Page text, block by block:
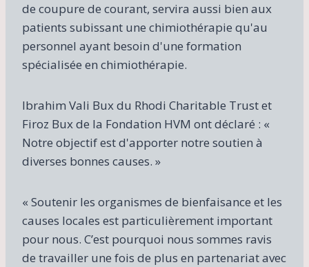
de coupure de courant, servira aussi bien aux
patients subissant une chimiothérapie qu'au
personnel ayant besoin d'une formation
spécialisée en chimiothérapie.
Ibrahim Vali Bux du Rhodi Charitable Trust et
Firoz Bux de la Fondation HVM ont déclaré : «
Notre objectif est d'apporter notre soutien à
diverses bonnes causes. »
« Soutenir les organismes de bienfaisance et les
causes locales est particulièrement important
pour nous. C’est pourquoi nous sommes ravis
de travailler une fois de plus en partenariat avec